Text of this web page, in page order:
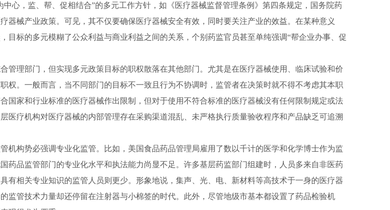
，监、帮、促相结合”的多元工作方针，如《医疗器械监督管理条例》第四条规定，国务院药
器械产业政策。可见，其不仅要确保医疗器械安全有效，同时要关注产业的效益。在某种意义
目标的多元模糊了公众利益与商业利益之间的关系，个别药监官员甚至单纯强调“帮企业办事、促
理部门，但实现多元政策目标的职权散落在其他部门。尤其是在医疗器械使用、临床试验和价
权。一般而言，当不同部门的目标不一致且行为不协调时，监管者在决策时就不得不考虑其本职
国家和行业标准的医疗器械作出限制，但对于使用不符合标准的医疗器械没有任何限制规定或法
医疗机构对医疗器械的内部管理存在采购渠道混乱、未严格执行质量验收程序和产品缺乏可追溯
构势必强调专业化监管。比如，美国食品药品管理局雇用了数以千计的医学和化学博士作为监
药品监管部门的专业化水平和执法能力尚显不足。许多基层药监部门组建时，人员多来自非医药
有相关专业知识的监管人员则更少。形象地说，集声、光、电、新材料等高技术于一身的医疗器
监管技术力量却还停留在注射器与小棉签的时代。此外，尽管地级市基本都设置了药品检验机